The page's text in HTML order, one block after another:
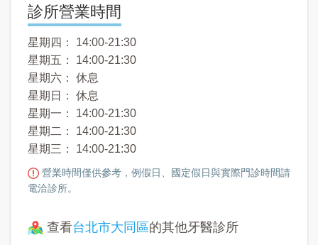
診所營業時間
星期四： 14:00-21:30
星期五： 14:00-21:30
星期六： 休息
星期日： 休息
星期一： 14:00-21:30
星期二： 14:00-21:30
星期三： 14:00-21:30
營業時間僅供參考，例假日、國定假日與實際門診時間請
電洽診所。
查看台北市大同區的其他牙醫診所